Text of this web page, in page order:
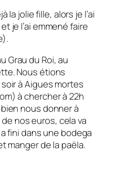
la jolie fille, alors je l’ai
je l’ai emmené faire
Grau du Roi, au
Nous étions
à Aigues mortes
à chercher à 22h
nous donner à
nos euros, cela va
fini dans une bodega
manger de la paëla.